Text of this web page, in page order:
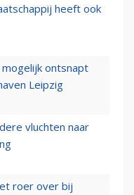
heeft ook
ontsnapt
Leipzig
vluchten naar
roer over bij